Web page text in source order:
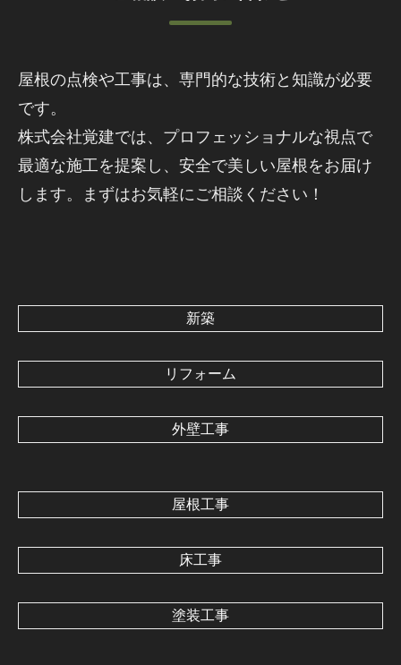
屋根の点検や工事は、専門的な技術と知識が必要
です。
株式会社覚建では、プロフェッショナルな視点で
最適な施工を提案し、安全で美しい屋根をお届け
します。まずはお気軽にご相談ください！
新築
リフォーム
外壁工事
屋根工事
床工事
塗装工事